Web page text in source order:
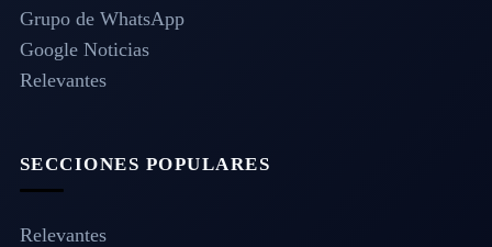
Grupo de WhatsApp
Google Noticias
Relevantes
SECCIONES POPULARES
Relevantes